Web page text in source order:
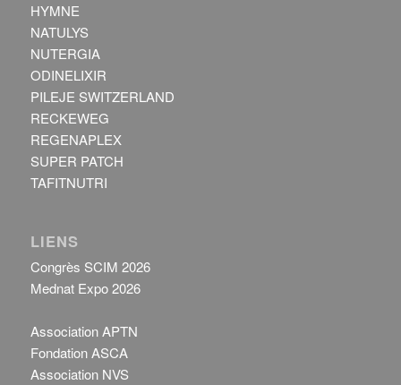
HYMNE
NATULYS
NUTERGIA
ODINELIXIR
PILEJE SWITZERLAND
RECKEWEG
REGENAPLEX
SUPER PATCH
TAFITNUTRI
LIENS
Congrès SCIM 2026
Mednat Expo 2026
Association APTN
Fondation ASCA
Association NVS